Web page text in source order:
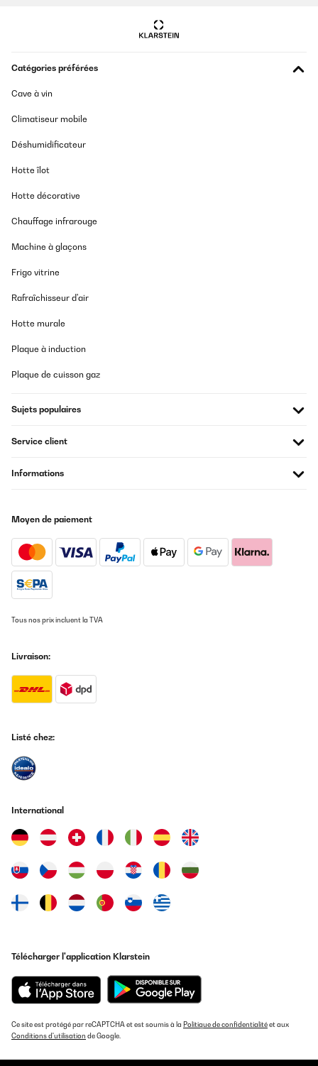
Catégories préférées
Cave à vin
Climatiseur mobile
Déshumidificateur
Hotte îlot
Hotte décorative
Chauffage infrarouge
Machine à glaçons
Frigo vitrine
Rafraîchisseur d'air
Hotte murale
Plaque à induction
Plaque de cuisson gaz
Sujets populaires
Service client
Informations
Moyen de paiement
Tous nos prix incluent la TVA
Livraison:
Listé chez:
International
Télécharger l'application Klarstein
Ce site est protégé par reCAPTCHA et est soumis à la Politique de confidentialitéet aux
Conditions d'utilisation de Google.